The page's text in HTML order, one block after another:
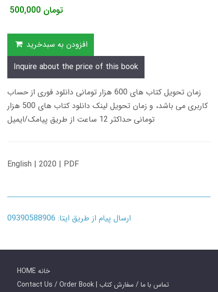
500,000 تومان
افزودن به سبدخرید
Inquire about the price of this book
زمان تحویل کتاب های 600 هزار تومانی دانلود فوری از حساب
کاربری می باشد، و زمان تحویل لینک دانلود کتاب های 500 هزار
تومانی حداکثر 12 ساعت از طریق پیامک/ایمیل
English | 2020 | PDF
ارسال پیام از طریق ایتا: 09390588906
HOME خانه
Contact Us / Order Book | تماس با ما / سفارش کتاب